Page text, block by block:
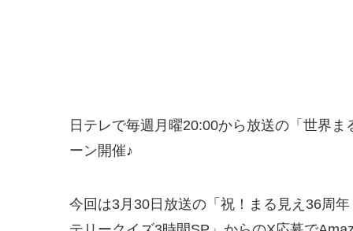
日テレで毎週月曜20:00から放送の「世界
ーン開催♪
今回は3月30日放送の「祝！まる見え36周